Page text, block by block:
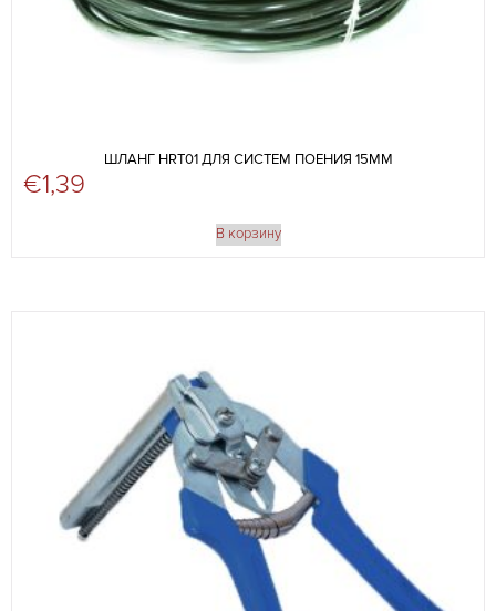
ШЛАНГ HRT01 ДЛЯ СИСТЕМ ПОЕНИЯ 15ММ
€1,39
В корзину